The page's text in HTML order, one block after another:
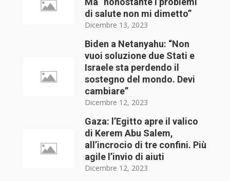
di salute non mi dimetto”
Dicembre 13, 2023
Biden a Netanyahu: “Non
vuoi soluzione due Stati e
Israele sta perdendo il
sostegno del mondo. Devi
cambiare”
Dicembre 12, 2023
Gaza: l’Egitto apre il valico
di Kerem Abu Salem,
all’incrocio di tre confini. Più
agile l’invio di aiuti
Dicembre 12, 2023